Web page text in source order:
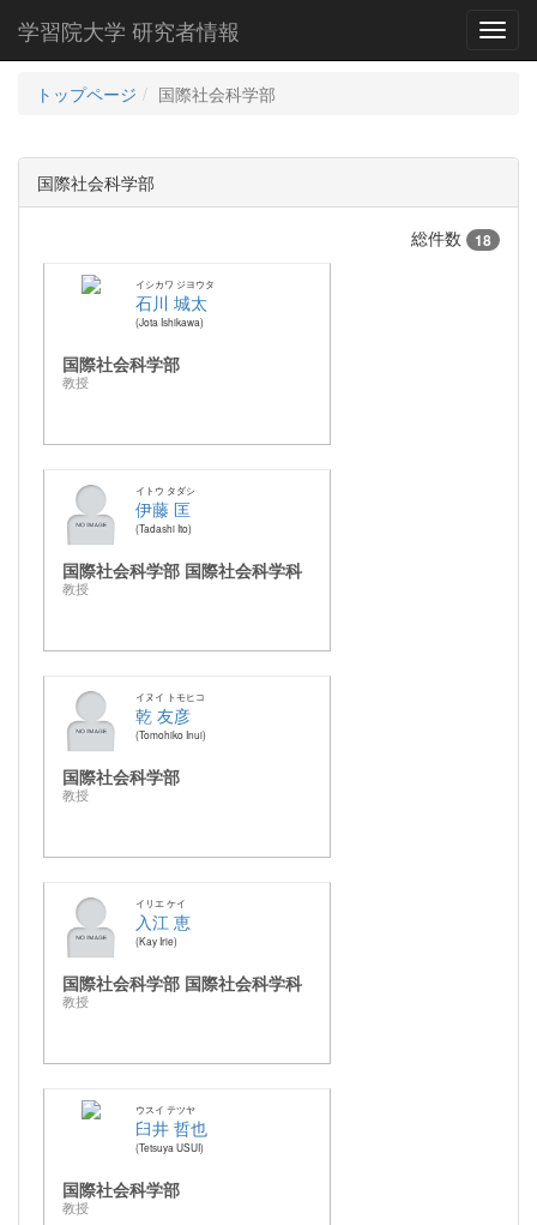
学習院大学 研究者情報
トップページ 国際社会科学部
国際社会科学部
総件数 18
イシカワ ジヨウタ
石川 城太
Jota Ishikawa
国際社会科学部
教授
イトウ タダシ
伊藤 匡
Tadashi Ito
国際社会科学部 国際社会科学科
教授
イヌイ トモヒコ
乾 友彦
Tomohiko Inui
国際社会科学部
教授
イリエ ケイ
入江 恵
Kay Irie
国際社会科学部 国際社会科学科
教授
ウスイ テツヤ
臼井 哲也
Tetsuya USUI
国際社会科学部
教授